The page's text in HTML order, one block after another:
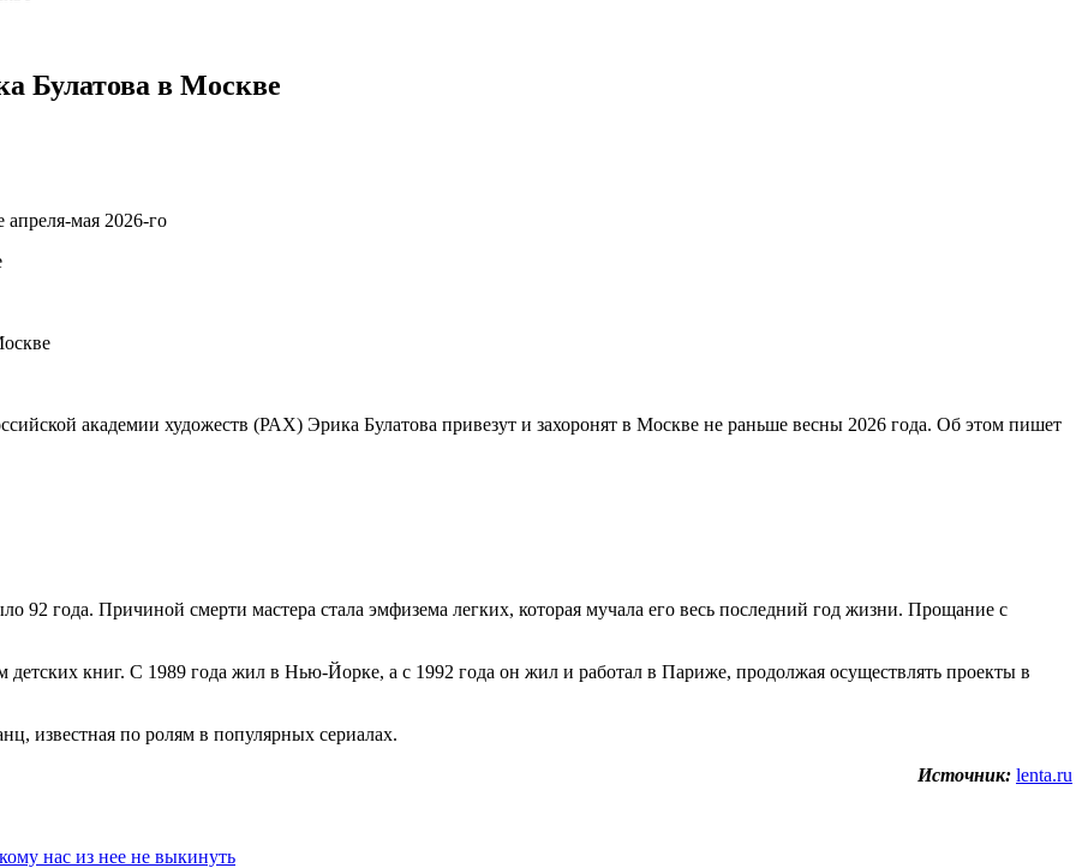
Булатова в Москве
мая 2026-го
академии художеств (РАХ) Эрика Булатова привезут и захоронят в Москве не раньше весны 2026 года. Об этом пишет
92 года. Причиной смерти мастера стала эмфизема легких, которая мучала его весь последний год жизни. Прощание с
книг. С 1989 года жил в Нью-Йорке, а с 1992 года он жил и работал в Париже, продолжая осуществлять проекты в
известная по ролям в популярных сериалах.
Источник: lenta.ru
нас из нее не выкинуть